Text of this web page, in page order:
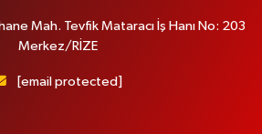
Mah. Tevfik Mataracı İş Hanı No: 203
Merkez/RİZE
[email protected]